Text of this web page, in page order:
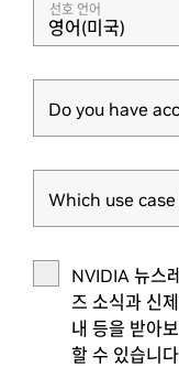
선호 언어
영어(미국)
Do you have
Do you have
NVIDIA 뉴스
즈 소식과 신
내 등을 받아
할 수 있습니